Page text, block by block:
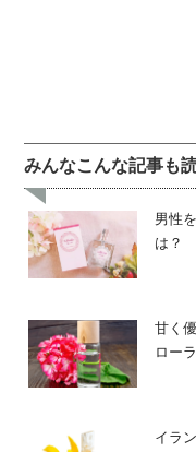
みんなこんな記事も
男性
は？
甘く
ロー
イラ